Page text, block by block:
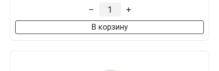
– +
В корзину